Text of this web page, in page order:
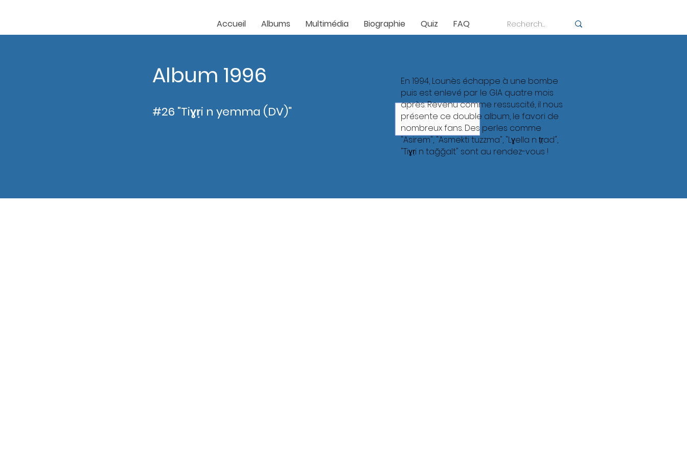
Accueil Albums Multimédia Biographie Quiz FAQ
Album 1996
#26 "Tiɣṛi n yemma (DV)"
En 1994, Lounès échappe à une bombe
puis est enlevé par le GIA quatre mois
après. Revenu comme ressuscité, il nous
présente ce double album, le favori de
nombreux fans. Des perles comme
"Asirem", "Asmekti tuzzma", "Lɣella n ṭṛad",
"Tiɣṛi n tağğalt" sont au rendez-vous !